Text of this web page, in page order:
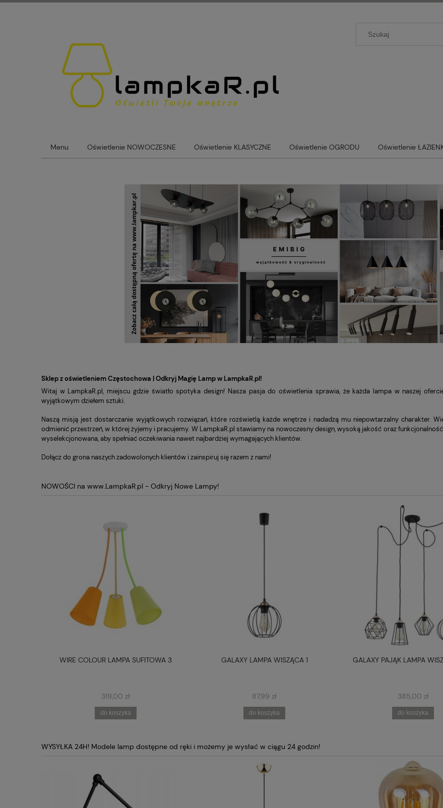
Menu Oświetlenie NOWOCZESNE Oświetlenie KLASYCZNE Oświetlenie OGRODU Oświetlenie
Sklep z oświetleniem Częstochowa | Odkryj Magię Lamp w LampkaR.pl!
Witaj w LampkaR.pl, miejscu gdzie światło spotyka design! Nasza pasja do oświetlenia sprawia, że każda lampa w naszej
wyjątkowym dziełem sztuki.
Naszą misją jest dostarczanie wyjątkowych rozwiązań, które rozświetlą każde wnętrze i nadadzą mu niepowtarzalny charakter.
odmienić przestrzeń, w której żyjemy i pracujemy. W LampkaR.pl stawiamy na nowoczesny design, wysoką jakość oraz
wyselekcjonowana, aby spełniać oczekiwania nawet najbardziej wymagających klientów.
Dołącz do grona naszych zadowolonych klientów i zainspiruj się razem z nami!
NOWOŚCI na www.LampkaR.pl - Odkryj Nowe Lampy!
WIRE COLOUR LAMPA SUFITOWA 3
319,00 zł
do koszyka
GALAXY LAMPA WISZĄCA 1
87,99 zł
do koszyka
GALAXY PAJĄK LAMPA
385,00 zł
do koszyka
WYSYŁKA 24H! Modele lamp dostępne od ręki i możemy je wysłać w ciągu 24 godzin!